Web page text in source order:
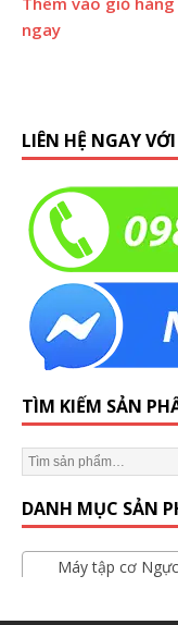
ngay
LIÊN HỆ NGAY
TÌM KIẾM SẢN
DANH MỤC SẢN
Máy tập cơ